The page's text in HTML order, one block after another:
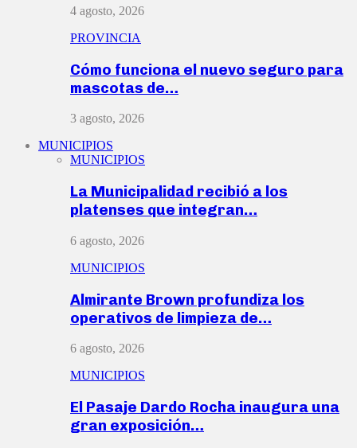
4 agosto, 2026
PROVINCIA
Cómo funciona el nuevo seguro para
mascotas de…
3 agosto, 2026
MUNICIPIOS
MUNICIPIOS
La Municipalidad recibió a los
platenses que integran…
6 agosto, 2026
MUNICIPIOS
Almirante Brown profundiza los
operativos de limpieza de…
6 agosto, 2026
MUNICIPIOS
El Pasaje Dardo Rocha inaugura una
gran exposición…